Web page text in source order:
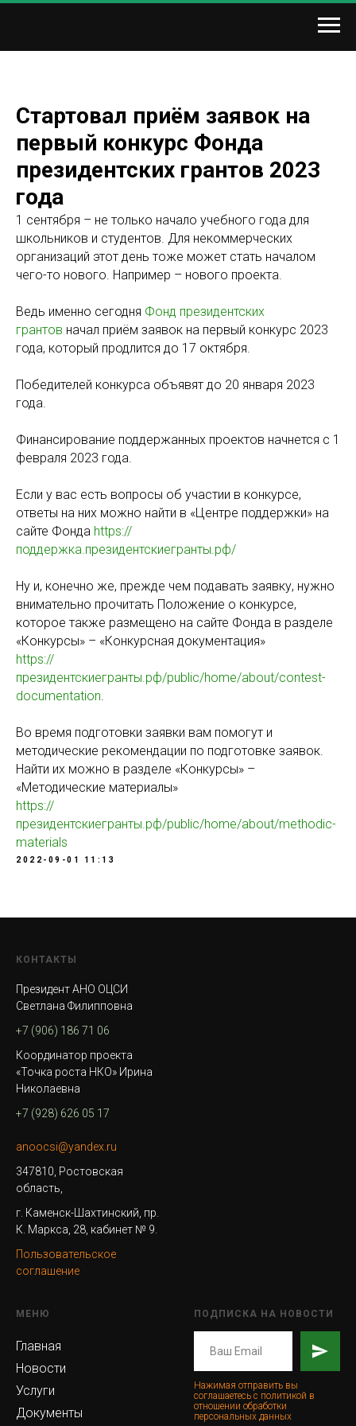
Стартовал приём заявок на
первый конкурс Фонда
президентских грантов 2023
года
1 сентября – не только начало учебного года для
школьников и студентов. Для некоммерческих
организаций этот день тоже может стать началом
чего-то нового. Например – нового проекта.
Ведь именно сегодня Фонд президентских
грантов начал приём заявок на первый конкурс 2023
года, который продлится до 17 октября.
Победителей конкурса объявят до 20 января 2023
года.
Финансирование поддержанных проектов начнется с 1
февраля 2023 года.
Если у вас есть вопросы об участии в конкурсе,
ответы на них можно найти в «Центре поддержки» на
сайте Фонда https://
поддержка.президентскиегранты.рф/
Ну и, конечно же, прежде чем подавать заявку, нужно
внимательно прочитать Положение о конкурсе,
которое также размещено на сайте Фонда в разделе
«Конкурсы» – «Конкурсная документация»
https://
президентскиегранты.рф/public/home/about/contest-
documentation.
Во время подготовки заявки вам помогут и
методические рекомендации по подготовке заявок.
Найти их можно в разделе «Конкурсы» –
«Методические материалы»
https://
президентскиегранты.рф/public/home/about/methodic-
materials
2022-09-01 11:13
КОНТАКТЫ
Президент АНО ОЦСИ
Светлана Филипповна
+7 (906) 186 71 06
Координатор проекта
«Точка роста НКО» Ирина
Николаевна
+7 (928) 626 05 17
anoocsi@yandex.ru
347810, Ростовская
область,
г. Каменск-Шахтинский, пр.
К. Маркса, 28, кабинет № 9.
Пользовательское
соглашение
МЕНЮ
Главная
Новости
Услуги
Документы
ПОДПИСКА НА НОВОСТИ
Нажимая отправить вы
соглашаетесь с политикой в
отношении обработки
персональных данных